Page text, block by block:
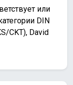
или
DIN
CKT), David